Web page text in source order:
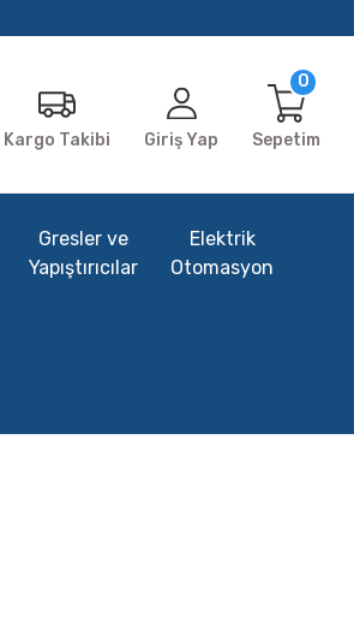
Kargo Takibi Giriş Yap Sepetim
0
Gresler ve
Yapıştırıcılar
Elektrik
Otomasyon